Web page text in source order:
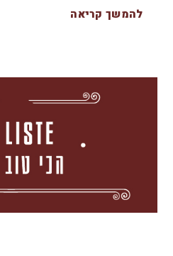
להמשך קריאה